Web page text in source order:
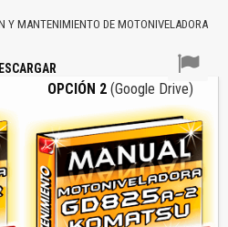
Y MANTENIMIENTO DE MOTONIVELADORA
OPCIÓN 2 (Google Drive)